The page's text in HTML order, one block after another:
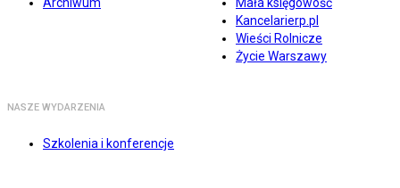
Kancelarierp.pl
Wieści Rolnicze
Życie Warszawy
NASZE WYDARZENIA
Szkolenia i konferencje